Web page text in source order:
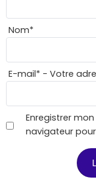
Nom*
E-mail* - Votre
Enregistrer
navigateur